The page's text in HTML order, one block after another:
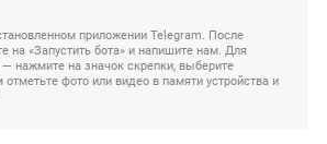
приложении Telegram. После
на «Запустить бота» и напишите нам. Для
нажмите на значок скрепки, выберите
фото или видео в памяти устройства и